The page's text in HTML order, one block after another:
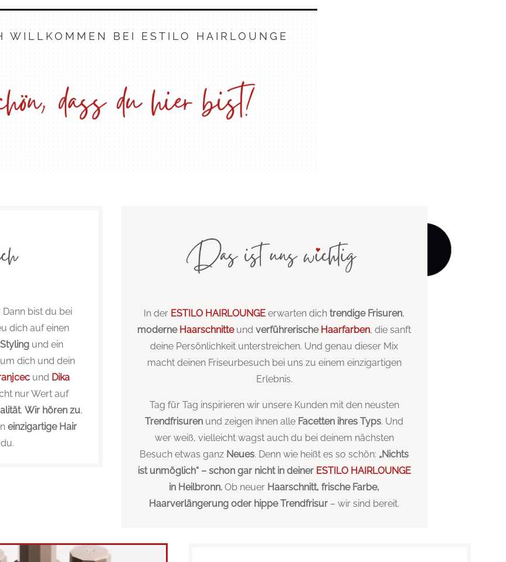
WILLKOMMEN BEI ESTILO HAIRLOUNGE
bist du bei
dich auf einen
und ein
dich und dein
und Dika
nur Wert auf
.Wir hören zu,
einzigartige Hair
In der ESTILO HAIRLOUNGE erwarten dichtrendige Frisuren,
moderne Haarschnitteundverführerische Haarfarben, die sanft
deine Persönlichkeit unterstreichen. Und genau dieser Mix
macht deinen Friseurbesuch bei uns zu einem einzigartigen
Erlebnis.
Tag für Tag inspirieren wir unsere Kunden mit den neusten
Trendfrisuren und zeigen ihnen alle Facetten ihres Typs. Und
wer weiß, vielleicht wagst auch du bei deinem nächsten
Besuch etwas ganz Neues. Denn wie heißt es so schön: „Nichts
ist unmöglich“ – schon gar nicht in deiner ESTILO HAIRLOUNGE
in Heilbronn. Ob neuer Haarschnitt, frische Farbe,
Haarverlängerung oder hippe Trendfrisur – wir sind bereit.